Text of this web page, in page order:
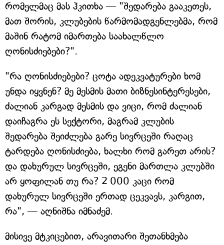
რომელმაც მას ჰკითხა — "შედარება გააკეთეს,
მათ შორის, კლუბების წარმომადგენლებმა, რომ
მაშინ რატომ იმართება საახალწლო
ღონისძიებები?".
"რა ღონისძიებები? ცოტა ადეკვატურები ხომ
უნდა იყვნენ? მე მესმის მათი ბიზნესინტერესები,
ძალიან კარგად მესმის და ვიცი, რომ ძალიან
დაიჩაგრა ეს სექტორი, მაგრამ კლუბის
შედარება შეიძლება გარე სივრცეში რაღაც
ტარდება ღონისძიება, ხალხი რომ გარეთ არის?
და დახურულ სივრცეში, ეგენი მართლა კლუბში
არ ყოფილან თუ რა? 2 000 კაცი რომ
დახურულ სივრცეში ერთად ცეკვავს, კარგით,
რა", — აღნიშნა იმნაძემ.
მისივე მტკიცებით, არავითარი შეთანხმება